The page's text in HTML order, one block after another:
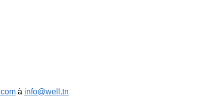
à info@well.tn